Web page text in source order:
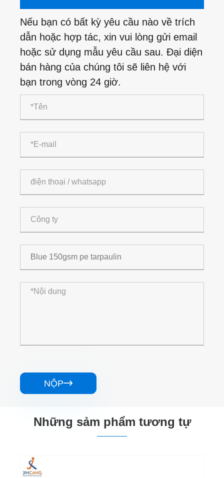
Nếu bạn có bất kỳ yêu cầu nào về trích
dẫn hoặc hợp tác, xin vui lòng gửi email
hoặc sử dụng mẫu yêu cầu sau. Đại diện
bán hàng của chúng tôi sẽ liên hệ với
bạn trong vòng 24 giờ.
NỘP
Những sảm phẩm tương tự